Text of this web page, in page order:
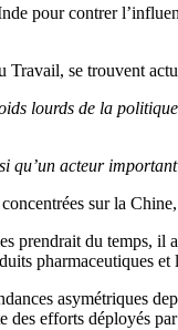
pour contrer
se trouvent
lourds de la
qu’un acteur
sur la
prendrait du temps,
pharmaceutiques
asymétriques
des efforts déployés